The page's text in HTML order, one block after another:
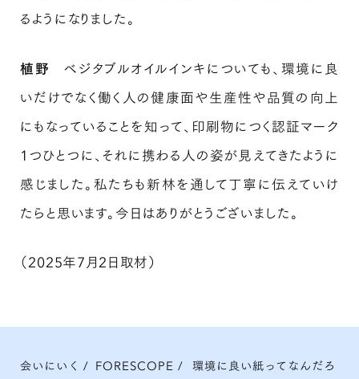
るようになりました。
植野
ベジタブルオイルインキについても、環境に良
いだけでなく働く人の健康面や生産性や品質の向上
にもなっていることを知って、印刷物につく認証マーク
1つひとつに、それに携わる人の姿が見えてきたように
感じました。私たちも新林を通して丁寧に伝えていけ
たらと思います。今日はありがとうございました。
（2025年7月2日取材）
会いにいく / FORESCOPE / 環境に良い紙ってなんだろ